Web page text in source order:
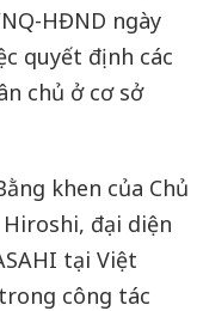
HĐND ngày
quyết định các
chủ ở cơ sở
khen của Chủ
đại diện
tại Việt
công tác